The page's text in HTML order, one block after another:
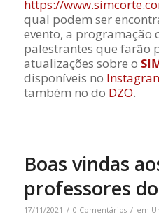
https://
qual podem ser
evento, a programação
palestrantes que farão
atualizações sobre o
disponíveis no
também no do DZO.
Boas vindas
professores
17/11/2021 / 0 Comentários / em